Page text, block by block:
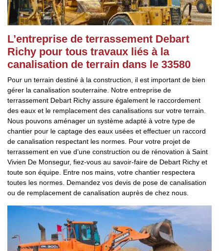
L’entreprise de terrassement Debart
Richy pour tous travaux liés à la
canalisation de terrain dans le 33580
Pour un terrain destiné à la construction, il est important de bien
gérer la canalisation souterraine. Notre entreprise de
terrassement Debart Richy assure également le raccordement
des eaux et le remplacement des canalisations sur votre terrain.
Nous pouvons aménager un système adapté à votre type de
chantier pour le captage des eaux usées et effectuer un raccord
de canalisation respectant les normes. Pour votre projet de
terrassement en vue d’une construction ou de rénovation à Saint
Vivien De Monsegur, fiez-vous au savoir-faire de Debart Richy et
toute son équipe. Entre nos mains, votre chantier respectera
toutes les normes. Demandez vos devis de pose de canalisation
ou de remplacement de canalisation auprès de chez nous.